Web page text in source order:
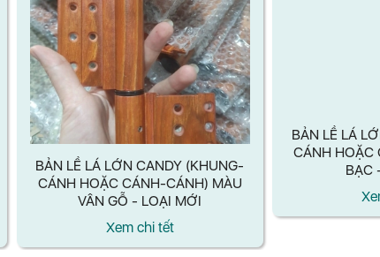
BẢN LỀ LÁ LỚN CANDY (KHUNG-
CÁNH HOẶC CÁNH-CÁNH) MÀU
VÂN GỖ - LOẠI MỚI
Xem chi tết
BẢN LỀ LÁ
CÁNH